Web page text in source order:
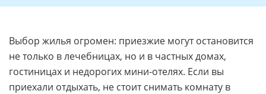
Выбор жилья огромен: приезжие могут остановится
не только в лечебницах, но и в частных домах,
гостиницах и недорогих мини-отелях. Если вы
приехали отдыхать, не стоит снимать комнату в